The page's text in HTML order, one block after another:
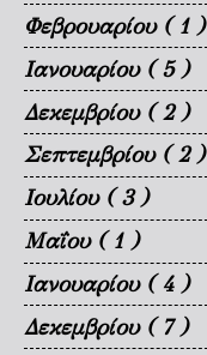
Φεβρουαρίου ( 1 )
Ιανουαρίου ( 5 )
Δεκεμβρίου ( 2 )
Σεπτεμβρίου ( 2 )
Ιουλίου ( 3 )
Μαΐου ( 1 )
Ιανουαρίου ( 4 )
Δεκεμβρίου ( 7 )